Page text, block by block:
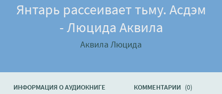
Янтарь рассеивает тьму. Асдэм
- Люцида Аквила
Аквила Люцида
ИНФОРМАЦИЯ О АУДИОКНИГЕ КОММЕНТАРИИ (0)